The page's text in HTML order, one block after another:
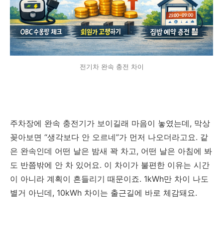
전기차 완속 충전 차이
주차장에 완속 충전기가 보이길래 마음이 놓였는데, 막상
꽂아보면 “생각보다 안 오르네”가 먼저 나오더라고요. 같
은 완속인데 어떤 날은 밤새 꽉 차고, 어떤 날은 아침에 봐
도 반쯤밖에 안 차 있어요. 이 차이가 불편한 이유는 시간
이 아니라 계획이 흔들리기 때문이죠. 1kWh만 차이 나도
별거 아닌데, 10kWh 차이는 출근길에 바로 체감돼요.